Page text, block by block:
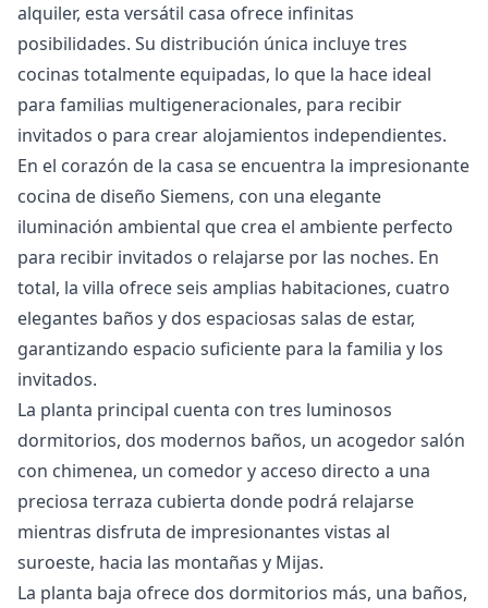
alquiler, esta versátil casa ofrece infinitas
posibilidades. Su distribución única incluye tres
cocinas totalmente equipadas, lo que la hace ideal
para familias multigeneracionales, para recibir
invitados o para crear alojamientos independientes.
En el corazón de la casa se encuentra la impresionante
cocina de diseño Siemens, con una elegante
iluminación ambiental que crea el ambiente perfecto
para recibir invitados o relajarse por las noches. En
total, la villa ofrece seis amplias habitaciones, cuatro
elegantes baños y dos espaciosas salas de estar,
garantizando espacio suficiente para la familia y los
invitados.
La planta principal cuenta con tres luminosos
dormitorios, dos modernos baños, un acogedor salón
con chimenea, un comedor y acceso directo a una
preciosa terraza cubierta donde podrá relajarse
mientras disfruta de impresionantes vistas al
suroeste, hacia las montañas y Mijas.
La planta baja ofrece dos dormitorios más, una baños,